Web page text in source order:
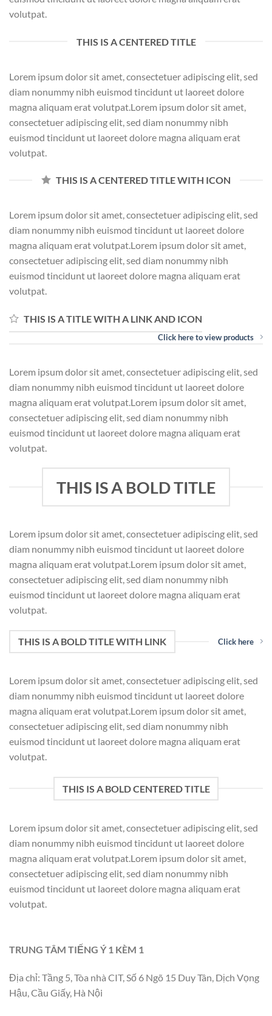
volutpat.
THIS IS A CENTERED TITLE
Lorem ipsum dolor sit amet, consectetuer adipiscing elit, sed
diam nonummy nibh euismod tincidunt ut laoreet dolore
magna aliquam erat volutpat.Lorem ipsum dolor sit amet,
consectetuer adipiscing elit, sed diam nonummy nibh
euismod tincidunt ut laoreet dolore magna aliquam erat
volutpat.
THIS IS A CENTERED TITLE WITH ICON
Lorem ipsum dolor sit amet, consectetuer adipiscing elit, sed
diam nonummy nibh euismod tincidunt ut laoreet dolore
magna aliquam erat volutpat.Lorem ipsum dolor sit amet,
consectetuer adipiscing elit, sed diam nonummy nibh
euismod tincidunt ut laoreet dolore magna aliquam erat
volutpat.
THIS IS A TITLE WITH A LINK AND ICON
Click here to view products
Lorem ipsum dolor sit amet, consectetuer adipiscing elit, sed
diam nonummy nibh euismod tincidunt ut laoreet dolore
magna aliquam erat volutpat.Lorem ipsum dolor sit amet,
consectetuer adipiscing elit, sed diam nonummy nibh
euismod tincidunt ut laoreet dolore magna aliquam erat
volutpat.
THIS IS A BOLD TITLE
Lorem ipsum dolor sit amet, consectetuer adipiscing elit, sed
diam nonummy nibh euismod tincidunt ut laoreet dolore
magna aliquam erat volutpat.Lorem ipsum dolor sit amet,
consectetuer adipiscing elit, sed diam nonummy nibh
euismod tincidunt ut laoreet dolore magna aliquam erat
volutpat.
THIS IS A BOLD TITLE WITH LINK Click here
Lorem ipsum dolor sit amet, consectetuer adipiscing elit, sed
diam nonummy nibh euismod tincidunt ut laoreet dolore
magna aliquam erat volutpat.Lorem ipsum dolor sit amet,
consectetuer adipiscing elit, sed diam nonummy nibh
euismod tincidunt ut laoreet dolore magna aliquam erat
volutpat.
THIS IS A BOLD CENTERED TITLE
Lorem ipsum dolor sit amet, consectetuer adipiscing elit, sed
diam nonummy nibh euismod tincidunt ut laoreet dolore
magna aliquam erat volutpat.Lorem ipsum dolor sit amet,
consectetuer adipiscing elit, sed diam nonummy nibh
euismod tincidunt ut laoreet dolore magna aliquam erat
volutpat.
TRUNG TÂM TIẾNG Ý 1 KÈM 1
Địa chỉ: Tầng 5, Tòa nhà CIT, Số 6 Ngõ 15 Duy Tân, Dịch Vọng
Hậu, Cầu Giấy, Hà Nội